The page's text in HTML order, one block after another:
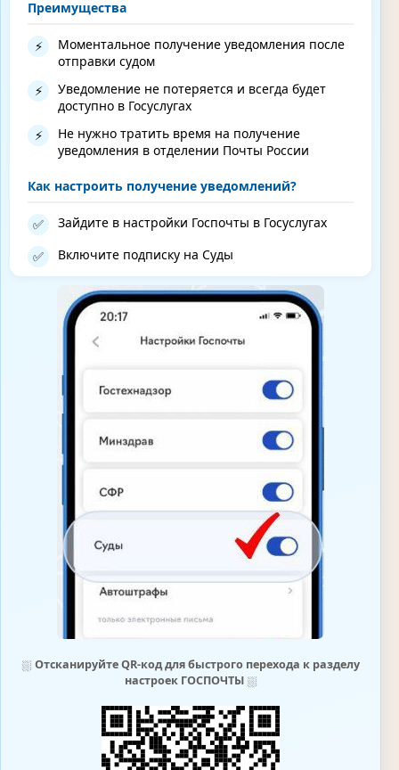
Преимущества
⚡
Моментальное получение уведомления после
отправки судом
⚡
Уведомление не потеряется и всегда будет
доступно в Госуслугах
⚡
Не нужно тратить время на получение
уведомления в отделении Почты России
Как настроить получение уведомлений?
✅ Зайдите в настройки Госпочты в Госуслугах
✅ Включите подписку на Суды
⛆ Отсканируйте QR-код для быстрого перехода к разделу
настроек ГОСПОЧТЫ⛆